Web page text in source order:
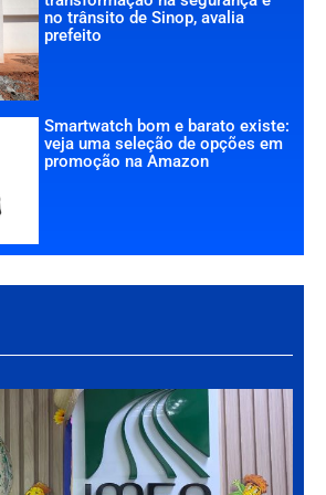
no trânsito de Sinop, avalia
prefeito
Smartwatch bom e barato existe:
veja uma seleção de opções em
promoção na Amazon